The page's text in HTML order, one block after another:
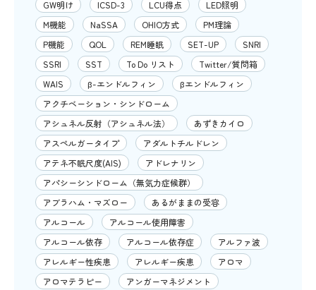
GW明け ICSD-3 LCU得点
LED照明
M機能
NaSSA OHIO方式
PM理論
P機能
QOL REM睡眠 SET-UP
SNRI
SSRI
SST To Do リスト
Twitter/質問箱
WAIS
β-エンドルフィン
βエンドルフィン
アクチベーション・シンドローム
アシュネル反射（アシュネル法）
あずきカイロ
アスペルガータイプ
アダルトチルドレン
アテネ不眠尺度(AIS)
アドレナリン
アパシーシンドローム（無気力症候群）
アブラハム・マズロー
あるがままの受容
アルコール
アルコール使用障害
アルコール依存
アルコール依存症
アルファ波
アレルギー性疾患
アレルギー疾患
アロマ
アロマテラピー
アンガーマネジメント